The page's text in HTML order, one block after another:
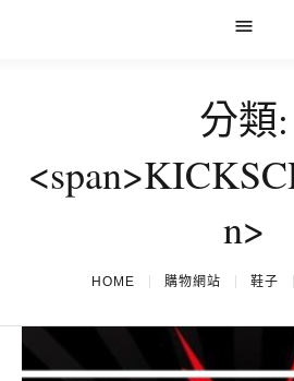
分類:
n>
HOME 購物網站 鞋子